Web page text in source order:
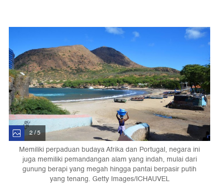
2 / 5
Memiliki perpaduan budaya Afrika dan Portugal, negara ini
juga memiliki pemandangan alam yang indah, mulai dari
gunung berapi yang megah hingga pantai berpasir putih
yang tenang. Getty Images/ICHAUVEL